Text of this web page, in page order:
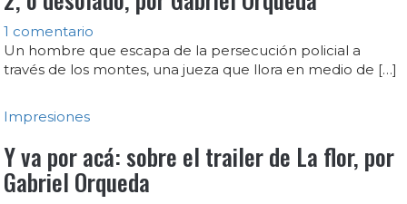
1 comentario
Un hombre que escapa de la persecución policial a
través de los montes, una jueza que llora en medio de […]
Impresiones
Y va por acá: sobre el trailer de La flor, por
Gabriel Orqueda